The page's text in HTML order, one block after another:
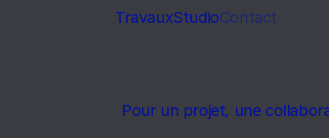
TravauxStudioContact
Pour un projet, une